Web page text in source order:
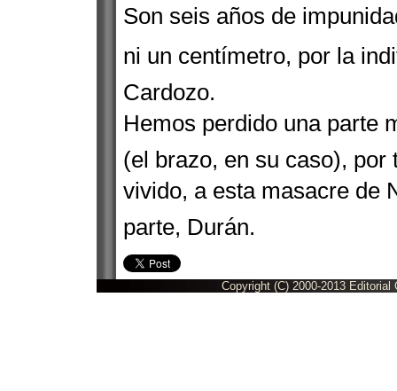
Son seis años de
ni un centímetro, por la
Cardozo.
Hemos perdido una
(el brazo, en su caso),
vivido, a esta masacre de
parte, Durán.
Copyright (C) 2000-2013